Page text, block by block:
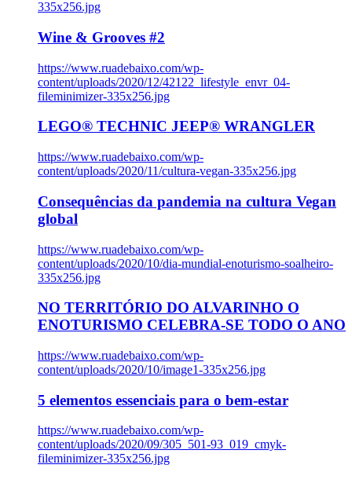
335x256.jpg
Wine & Grooves #2
https://www.ruadebaixo.com/wp-
content/uploads/2020/12/42122_lifestyle_envr_04-
fileminimizer-335x256.jpg
LEGO® TECHNIC JEEP® WRANGLER
https://www.ruadebaixo.com/wp-
content/uploads/2020/11/cultura-vegan-335x256.jpg
Consequências da pandemia na cultura Vegan
global
https://www.ruadebaixo.com/wp-
content/uploads/2020/10/dia-mundial-enoturismo-soalheiro-
335x256.jpg
NO TERRITÓRIO DO ALVARINHO O
ENOTURISMO CELEBRA-SE TODO O ANO
https://www.ruadebaixo.com/wp-
content/uploads/2020/10/image1-335x256.jpg
5 elementos essenciais para o bem-estar
https://www.ruadebaixo.com/wp-
content/uploads/2020/09/305_501-93_019_cmyk-
fileminimizer-335x256.jpg